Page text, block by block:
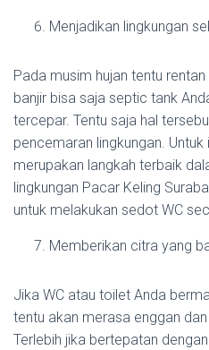
Menjadikan lingkungan
Pada musim hujan tentu
banjir bisa saja septic tank
tercepar. Tentu saja hal
pencemaran lingkungan.
merupakan langkah terbaik
lingkungan Pacar Keling
untuk melakukan sedot WC
Memberikan citra yang
Jika WC atau toilet Anda
tentu akan merasa enggan
Terlebih jika bertepatan